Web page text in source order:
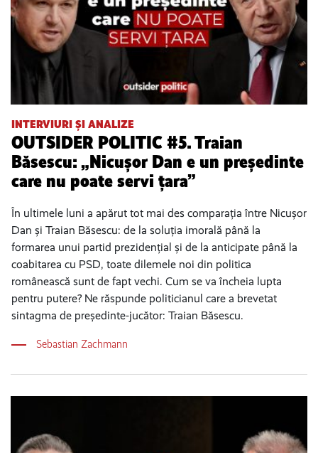
INTERVIURI ȘI ANALIZE
OUTSIDER POLITIC #5. Traian
Băsescu: „Nicușor Dan e un președinte
care nu poate servi țara”
În ultimele luni a apărut tot mai des comparația între Nicușor
Dan și Traian Băsescu: de la soluția imorală până la
formarea unui partid prezidențial și de la anticipate până la
coabitarea cu PSD, toate dilemele noi din politica
românească sunt de fapt vechi. Cum se va încheia lupta
pentru putere? Ne răspunde politicianul care a brevetat
sintagma de președinte-jucător: Traian Băsescu.
Sebastian Zachmann